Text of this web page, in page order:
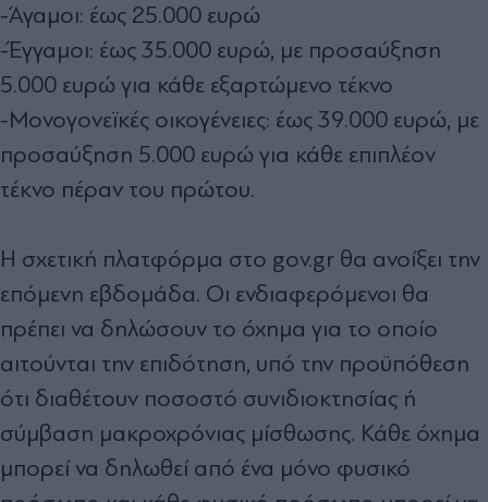
-Άγαμοι: έως 25.000 ευρώ
-Έγγαμοι: έως 35.000 ευρώ, με προσαύξηση
5.000 ευρώ για κάθε εξαρτώμενο τέκνο
-Μονογονεϊκές οικογένειες: έως 39.000 ευρώ, με
προσαύξηση 5.000 ευρώ για κάθε επιπλέον
τέκνο πέραν του πρώτου.
Η σχετική πλατφόρμα στο gov.gr θα ανοίξει την
επόμενη εβδομάδα. Οι ενδιαφερόμενοι θα
πρέπει να δηλώσουν το όχημα για το οποίο
αιτούνται την επιδότηση, υπό την προϋπόθεση
ότι διαθέτουν ποσοστό συνιδιοκτησίας ή
σύμβαση μακροχρόνιας μίσθωσης. Κάθε όχημα
μπορεί να δηλωθεί από ένα μόνο φυσικό